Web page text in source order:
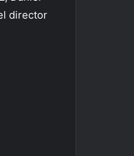
director